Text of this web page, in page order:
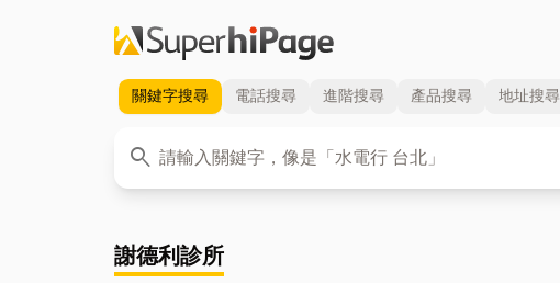
關鍵字搜尋 電話搜尋 進階搜尋 產品搜尋 地址搜尋
search
關鍵字
謝德利診所